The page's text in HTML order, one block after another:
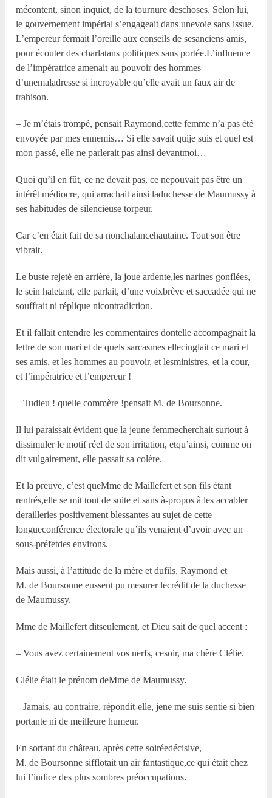
mécontent, sinon inquiet, de la tournure deschoses. Selon lui,
le gouvernement impérial s’engageait dans unevoie sans issue.
L’empereur fermait l’oreille aux conseils de sesanciens amis,
pour écouter des charlatans politiques sans portée.L’influence
de l’impératrice amenait au pouvoir des hommes
d’unemaladresse si incroyable qu’elle avait un faux air de
trahison.
– Je m’étais trompé, pensait Raymond,cette femme n’a pas été
envoyée par mes ennemis… Si elle savait quije suis et quel est
mon passé, elle ne parlerait pas ainsi devantmoi…
Quoi qu’il en fût, ce ne devait pas, ce nepouvait pas être un
intérêt médiocre, qui arrachait ainsi laduchesse de Maumussy à
ses habitudes de silencieuse torpeur.
Car c’en était fait de sa nonchalancehautaine. Tout son être
vibrait.
Le buste rejeté en arrière, la joue ardente,les narines gonflées,
le sein haletant, elle parlait, d’une voixbrève et saccadée qui ne
souffrait ni réplique nicontradiction.
Et il fallait entendre les commentaires dontelle accompagnait la
lettre de son mari et de quels sarcasmes ellecinglait ce mari et
ses amis, et les hommes au pouvoir, et lesministres, et la cour,
et l’impératrice et l’empereur !
– Tudieu ! quelle commère !pensait M. de Boursonne.
Il lui paraissait évident que la jeune femmecherchait surtout à
dissimuler le motif réel de son irritation, etqu’ainsi, comme on
dit vulgairement, elle passait sa colère.
Et la preuve, c’est queMme de Maillefert et son fils étant
rentrés,elle se mit tout de suite et sans à-propos à les accabler
derailleries positivement blessantes au sujet de cette
longueconférence électorale qu’ils venaient d’avoir avec un
sous-préfetdes environs.
Mais aussi, à l’attitude de la mère et dufils, Raymond et
M. de Boursonne eussent pu mesurer lecrédit de la duchesse
de Maumussy.
Mme de Maillefert ditseulement, et Dieu sait de quel accent :
– Vous avez certainement vos nerfs, cesoir, ma chère Clélie.
Clélie était le prénom deMme de Maumussy.
– Jamais, au contraire, répondit-elle, jene me suis sentie si bien
portante ni de meilleure humeur.
En sortant du château, après cette soiréedécisive,
M. de Boursonne sifflotait un air fantastique,ce qui était chez
lui l’indice des plus sombres préoccupations.